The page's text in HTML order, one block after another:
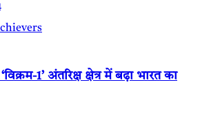
1’ अंतरिक्ष क्षेत्र में बढ़ा भारत का